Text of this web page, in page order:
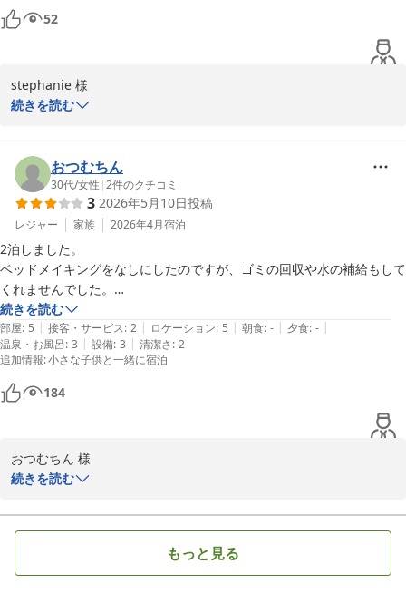
周辺状況の変化で眺望が変化することは仕方がないこととは思います
が、それであれば部屋プランの説明に一言注釈を入れていただきたかっ
ホテル自体の立地はとてもよく、チェックアウト後も荷物を預かってい
52
stephanie 様
がとうございます。またコメントをお寄せいただき重ねてお礼申し
上げます。お部屋からの眺望を楽しみにお選びいただいたにもかか
わらず、近隣のビル工事によりご期待を裏切る結果となりましたこ
とを深くお詫び申し上げます。ご案内不足並びに配慮が欠けており
申し訳ございませんでした。いただいたご指摘を真摯に受け止め、
事前に状況をご確認いただいた上でご予約いただけるよう、正確な
情報発信を徹底し、より信頼いただけるホテルを目指してまいりま
す。誠に勝手なお願いではございますが、また東京へお越しの際に
は挽回の機会をいただけますよう、またのお帰りをスタッフ一同心
よりお待ち申し上げております。
ホテルメトロポリタン丸の内
2026-07-09
続きを読む
おつむちん
30代/女性 |2件のクチコミ
3 2026年5月10日投稿
レジャー 家族 2026年4月宿泊
2泊しました。
ベッドメイキングをなしにしたのですが、ゴミの回収や水の補給もして
くれませんでした。
おむつのゴミや、離乳食のゴミなど、量が多かったので不便でした。
続きを読む
部屋: 5 | 接客・サービス: 2 | ロケーション: 5 | 朝食: - | 夕食: - |
温泉・お風呂: 3 | 設備: 3 | 清潔さ: 2
追加情報:小さな子供と一緒に宿泊
184
おつむちん 様
この度はご利用いただきましてありがとうございます。またコメン
ございましたがご不便並びにご不快の念をおかけいたしまして誠に
申し訳ございませんでした。快適にお過ごしいただけるようサポー
トすべきところを、配慮が欠けており、大変お恥ずかしい限りでご
ざいます。今回の事態を深刻に受け止め、清掃スタッフおよびフロ
続きを読む
もっと見る